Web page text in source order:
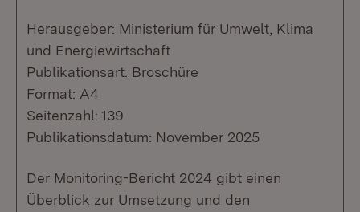
Herausgeber: Ministerium für Umwelt, Klima
und Energiewirtschaft
Publikationsart: Broschüre
Format: A4
Seitenzahl: 139
Publikationsdatum: November 2025
Der Monitoring-Bericht 2024 gibt einen
Überblick zur Umsetzung und den